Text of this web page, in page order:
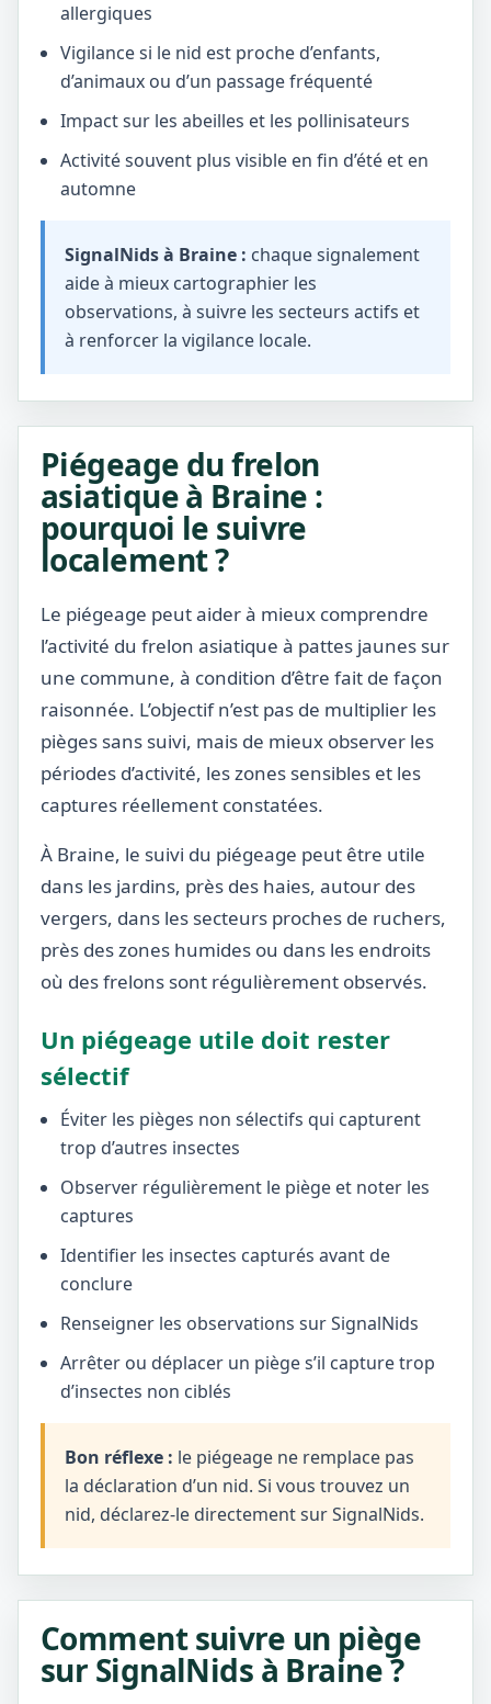
allergiques
Vigilance si le nid est proche d’enfants,
d’animaux ou d’un passage fréquenté
Impact sur les abeilles et les pollinisateurs
Activité souvent plus visible en fin d’été et en
automne
SignalNids à Braine : chaque signalement
aide à mieux cartographier les
observations, à suivre les secteurs actifs et
à renforcer la vigilance locale.
Piégeage du frelon
asiatique à Braine :
pourquoi le suivre
localement ?
Le piégeage peut aider à mieux comprendre
l’activité du frelon asiatique à pattes jaunes sur
une commune, à condition d’être fait de façon
raisonnée. L’objectif n’est pas de multiplier les
pièges sans suivi, mais de mieux observer les
périodes d’activité, les zones sensibles et les
captures réellement constatées.
À Braine, le suivi du piégeage peut être utile
dans les jardins, près des haies, autour des
vergers, dans les secteurs proches de ruchers,
près des zones humides ou dans les endroits
où des frelons sont régulièrement observés.
Un piégeage utile doit rester
sélectif
Éviter les pièges non sélectifs qui capturent
trop d’autres insectes
Observer régulièrement le piège et noter les
captures
Identifier les insectes capturés avant de
conclure
Renseigner les observations sur SignalNids
Arrêter ou déplacer un piège s’il capture trop
d’insectes non ciblés
Bon réflexe : le piégeage ne remplace pas
la déclaration d’un nid. Si vous trouvez un
nid, déclarez-le directement sur SignalNids.
Comment suivre un piège
sur SignalNids à Braine ?